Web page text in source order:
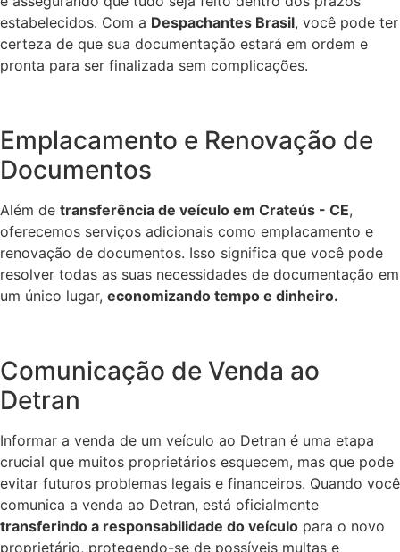
estabelecidos. Com a Despachantes Brasil, você pode ter
certeza de que sua documentação estará em ordem e
pronta para ser finalizada sem complicações.
Emplacamento e Renovação de
Documentos
Além de transferência de veículo em Crateús - CE,
oferecemos serviços adicionais como emplacamento e
renovação de documentos. Isso significa que você pode
resolver todas as suas necessidades de documentação em
um único lugar, economizando tempo e dinheiro.
Comunicação de Venda ao
Detran
Informar a venda de um veículo ao Detran é uma etapa
crucial que muitos proprietários esquecem, mas que pode
evitar futuros problemas legais e financeiros. Quando você
comunica a venda ao Detran, está oficialmente
transferindo a responsabilidade do veículo para o novo
proprietário, protegendo-se de possíveis multas e